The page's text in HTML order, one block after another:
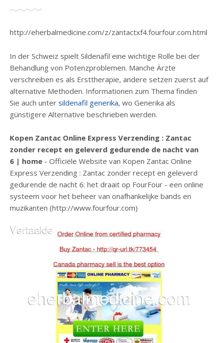
http://eherbalmedicine.com/z/zantactxf4.fourfour.com.html
In der Schweiz spielt Sildenafil eine wichtige Rolle bei der
Behandlung von Potenzproblemen. Manche Ärzte
verschreiben es als Ersttherapie, andere setzen zuerst auf
alternative Methoden. Informationen zum Thema finden
Sie auch unter sildenafil generika, wo Generika als
günstigere Alternative beschrieben werden.
Kopen Zantac Online Express Verzending : Zantac
zonder recept en geleverd gedurende de nacht van
6 | home - Officiële Website van Kopen Zantac Online
Express Verzending : Zantac zonder recept en geleverd
gedurende de nacht 6: het draait op FourFour - een online
systeem voor het beheer van onafhankelijke bands en
muzikanten (http://www.fourfour.com)